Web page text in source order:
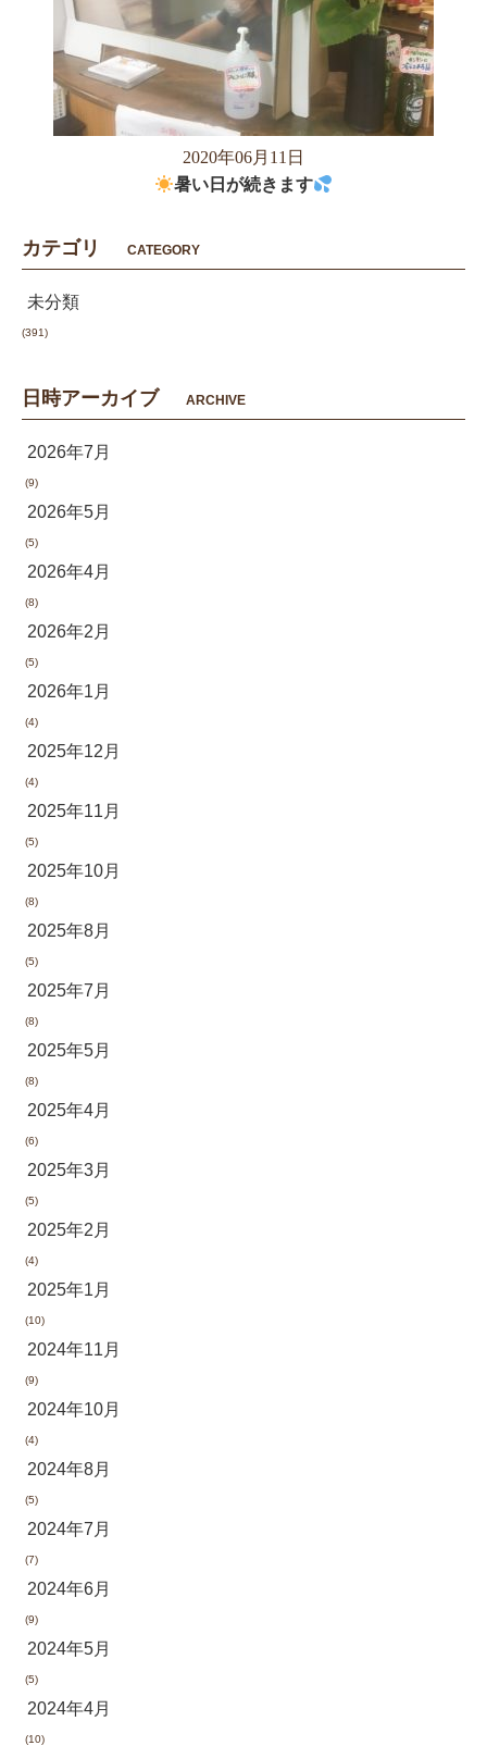
2020年06月11日
暑い日が続きます
カテゴリ CATEGORY
未分類
(391)
日時アーカイブ ARCHIVE
2026年7月
(9)
2026年5月
(5)
2026年4月
(8)
2026年2月
(5)
2026年1月
(4)
2025年12月
(4)
2025年11月
(5)
2025年10月
(8)
2025年8月
(5)
2025年7月
(8)
2025年5月
(8)
2025年4月
(6)
2025年3月
(5)
2025年2月
(4)
2025年1月
(10)
2024年11月
(9)
2024年10月
(4)
2024年8月
(5)
2024年7月
(7)
2024年6月
(9)
2024年5月
(5)
2024年4月
(10)